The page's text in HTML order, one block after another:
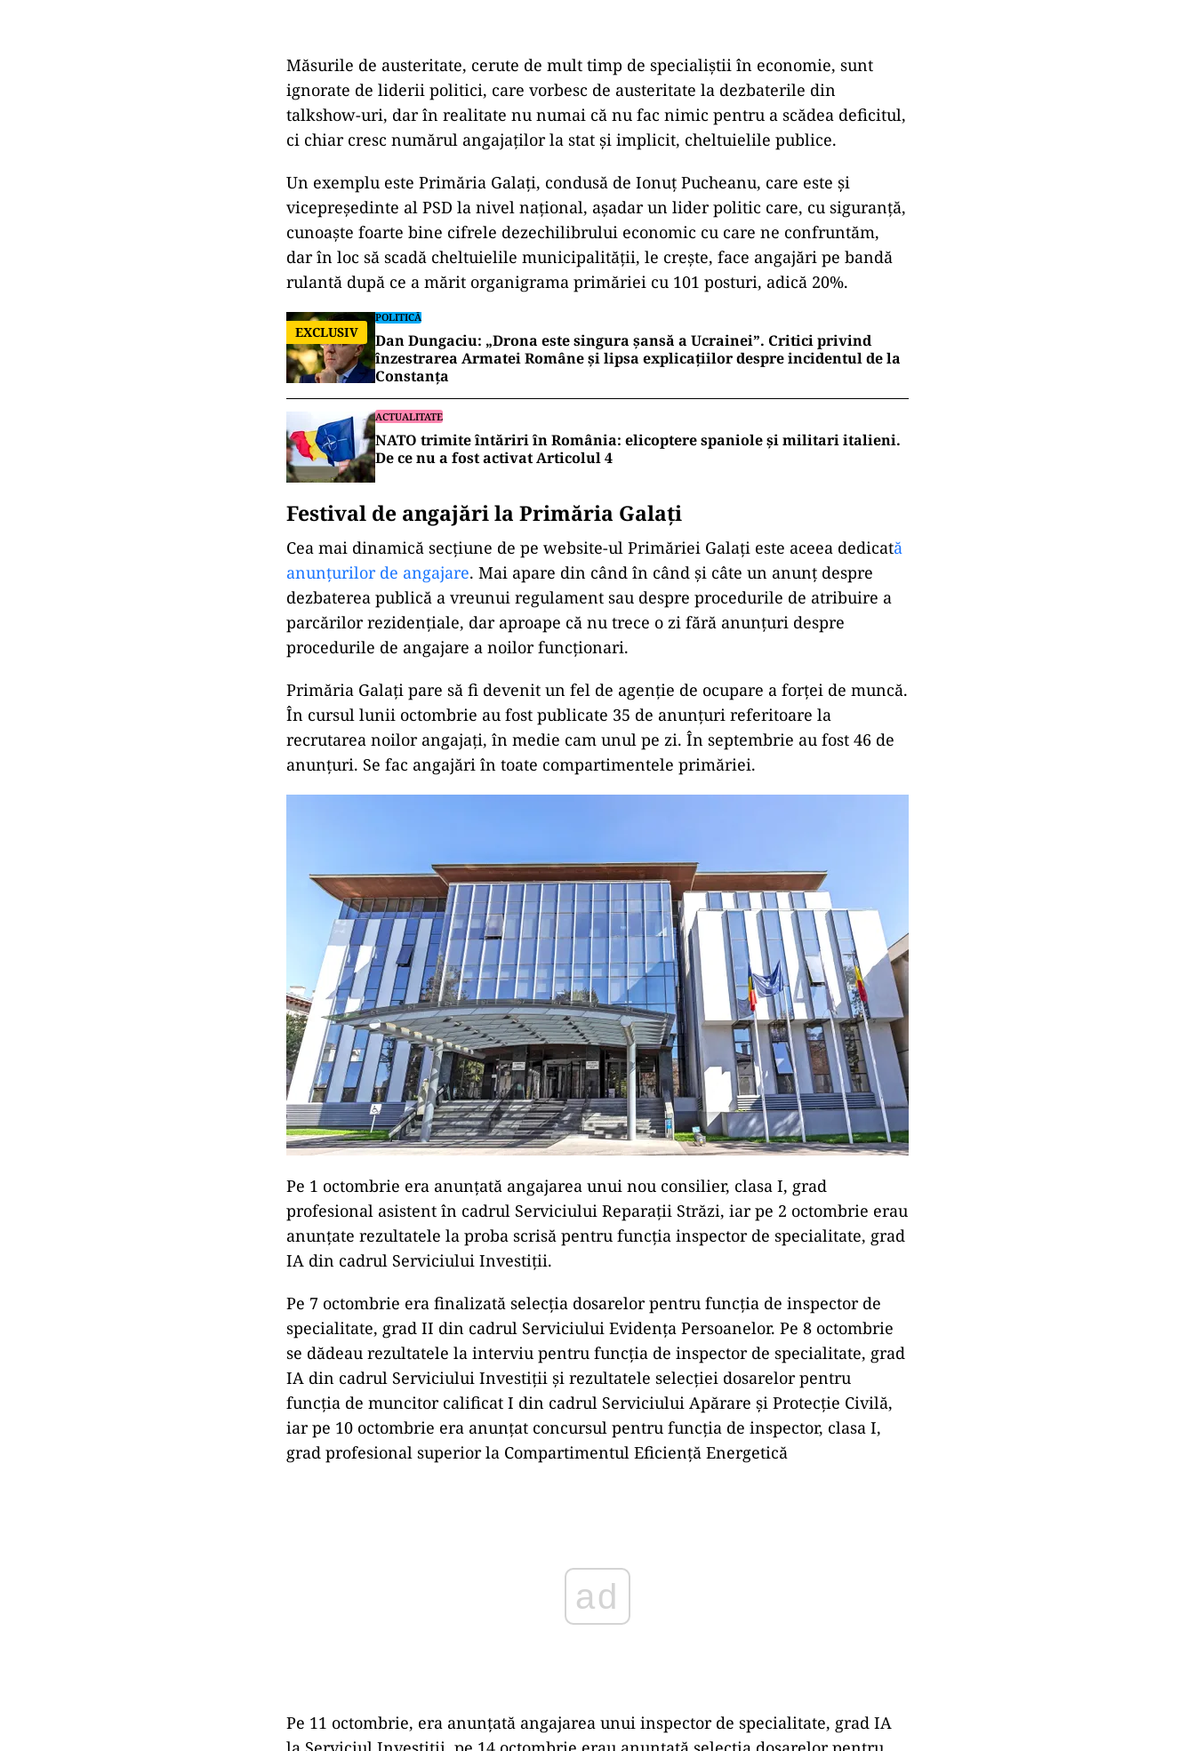
Măsurile de austeritate, cerute de mult timp de specialiștii în economie, sunt
ignorate de liderii politici, care vorbesc de austeritate la dezbaterile din
talkshow-uri, dar în realitate nu numai că nu fac nimic pentru a scădea deficitul,
ci chiar cresc numărul angajaților la stat și implicit, cheltuielile publice.
Un exemplu este Primăria Galați, condusă de Ionuț Pucheanu, care este și
vicepreședinte al PSD la nivel național, așadar un lider politic care, cu siguranță,
cunoaște foarte bine cifrele dezechilibrului economic cu care ne confruntăm,
dar în loc să scadă cheltuielile municipalității, le crește, face angajări pe bandă
rulantă după ce a mărit organigrama primăriei cu 101 posturi, adică 20%.
EXCLUSIV
POLITICĂ
Dan Dungaciu: „Drona este singura șansă a Ucrainei”. Critici privind
înzestrarea Armatei Române și lipsa explicațiilor despre incidentul de la
Constanța
ACTUALITATE
NATO trimite întăriri în România: elicoptere spaniole și militari italieni.
De ce nu a fost activat Articolul 4
Festival de angajări la Primăria Galați
Cea mai dinamică secțiune de pe website-ul Primăriei Galați este aceea dedicată
anunțurilor de angajare. Mai apare din când în când și câte un anunț despre
dezbaterea publică a vreunui regulament sau despre procedurile de atribuire a
parcărilor rezidențiale, dar aproape că nu trece o zi fără anunțuri despre
procedurile de angajare a noilor funcționari.
Primăria Galați pare să fi devenit un fel de agenție de ocupare a forței de muncă.
În cursul lunii octombrie au fost publicate 35 de anunțuri referitoare la
recrutarea noilor angajați, în medie cam unul pe zi. În septembrie au fost 46 de
anunțuri. Se fac angajări în toate compartimentele primăriei.
Pe 1 octombrie era anunțată angajarea unui nou consilier, clasa I, grad
profesional asistent în cadrul Serviciului Reparații Străzi, iar pe 2 octombrie erau
anunțate rezultatele la proba scrisă pentru funcția inspector de specialitate, grad
IA din cadrul Serviciului Investiții.
Pe 7 octombrie era finalizată selecția dosarelor pentru funcția de inspector de
specialitate, grad II din cadrul Serviciului Evidența Persoanelor. Pe 8 octombrie
se dădeau rezultatele la interviu pentru funcția de inspector de specialitate, grad
IA din cadrul Serviciului Investiții și rezultatele selecției dosarelor pentru
funcția de muncitor calificat I din cadrul Serviciului Apărare și Protecție Civilă,
iar pe 10 octombrie era anunțat concursul pentru funcția de inspector, clasa I,
grad profesional superior la Compartimentul Eficiență Energetică
ad
Pe 11 octombrie, era anunțată angajarea unui inspector de specialitate, grad IA